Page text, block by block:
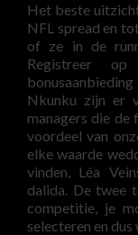
Het beste
NFL spread en
of ze in de
Registreer
Nkunku zijn er
managers die
voordeel van
elke waarde
vinden, Léa
dalida. De twee
competitie, je
selecteren en dus